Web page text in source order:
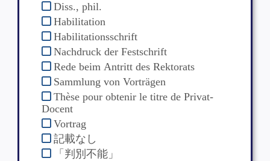
Diss., phil.
Habilitation
Habilitationsschrift
Nachdruck der Festschrift
Rede beim Antritt des Rektorats
Sammlung von Vorträgen
Thèse pour obtenir le titre de Privat-
Docent
Vortrag
記載なし
「判別不能」